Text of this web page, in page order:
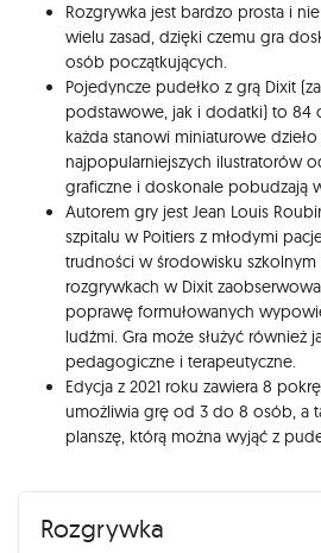
Rozgrywka jest bardzo prosta i
wielu zasad, dzięki czemu gra
osób początkujących.
Pojedyncze pudełko z grą Dixit
podstawowe, jak i dodatki) to 84
każda stanowi miniaturowe
najpopularniejszych ilustratorów
graficzne i doskonale pobudzają
Autorem gry jest Jean Louis
szpitalu w Poitiers z młodymi
trudności w środowisku szkolnym
rozgrywkach w Dixit
poprawę formułowanych
ludźmi. Gra może służyć również
pedagogiczne i terapeutyczne.
Edycja z 2021 roku zawiera 8
umożliwia grę od 3 do 8 osób, a
planszę, którą można wyjąć z
Rozgrywka